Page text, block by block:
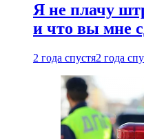
Я не плачу
и что вы мне
2 года спустя2 года